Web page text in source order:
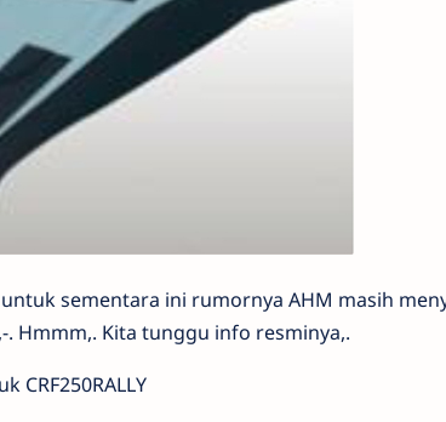
sementara ini rumornya AHM masih
. Hmmm,. Kita tunggu info resminya,.
CRF250RALLY